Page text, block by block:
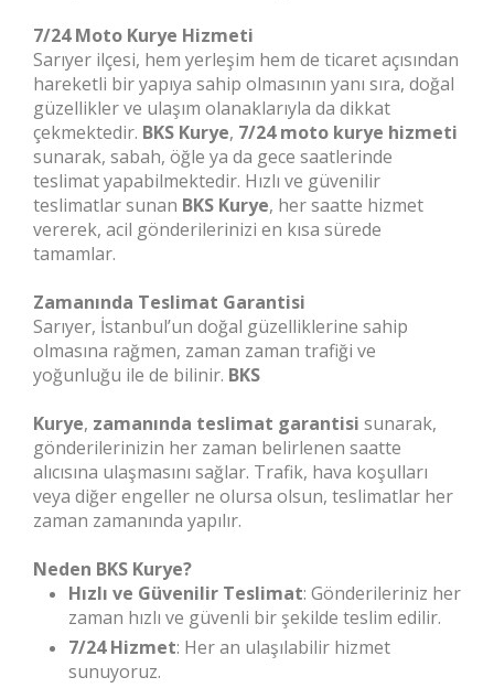
7/24 Moto Kurye Hizmeti
Sarıyer ilçesi, hem yerleşim hem de ticaret açısından
hareketli bir yapıya sahip olmasının yanı sıra, doğal
güzellikler ve ulaşım olanaklarıyla da dikkat
çekmektedir. BKS Kurye, 7/24 moto kurye hizmeti
sunarak, sabah, öğle ya da gece saatlerinde
teslimat yapabilmektedir. Hızlı ve güvenilir
teslimatlar sunan BKS Kurye, her saatte hizmet
vererek, acil gönderilerinizi en kısa sürede
tamamlar.
Zamanında Teslimat Garantisi
Sarıyer, İstanbul’un doğal güzelliklerine sahip
olmasına rağmen, zaman zaman trafiği ve
yoğunluğu ile de bilinir. BKS
Kurye, zamanında teslimat garantisi sunarak,
gönderilerinizin her zaman belirlenen saatte
alıcısına ulaşmasını sağlar. Trafik, hava koşulları
veya diğer engeller ne olursa olsun, teslimatlar her
zaman zamanında yapılır.
Neden BKS Kurye?
Hızlı ve Güvenilir Teslimat: Gönderileriniz her
zaman hızlı ve güvenli bir şekilde teslim edilir.
7/24 Hizmet: Her an ulaşılabilir hizmet
sunuyoruz.